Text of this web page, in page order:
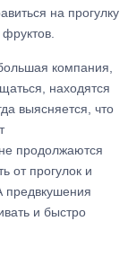
на прогулку
компания,
находятся
выясняется, что
продолжаются
от прогулок и
предвкушения
и быстро